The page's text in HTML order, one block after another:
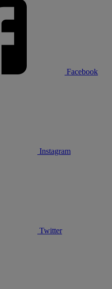
Facebook
Instagram
Twitter